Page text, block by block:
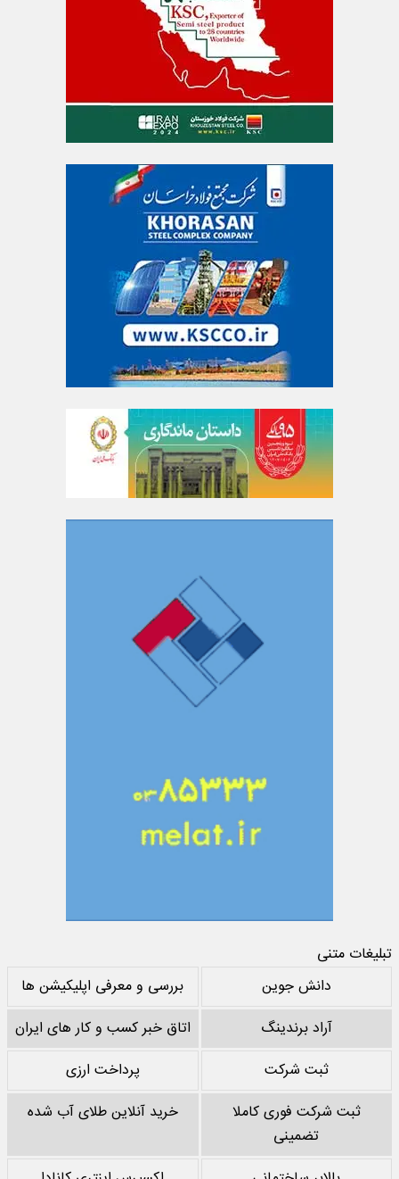
تبلیغات متنی
دانش جوین
بررسی و معرفی اپلیکیشن ها
آراد برندینگ
اتاق خبر کسب و کار های ایران
ثبت شرکت
پرداخت ارزی
ثبت شرکت فوری کاملا
تضمینی
خرید آنلاین طلای آب شده